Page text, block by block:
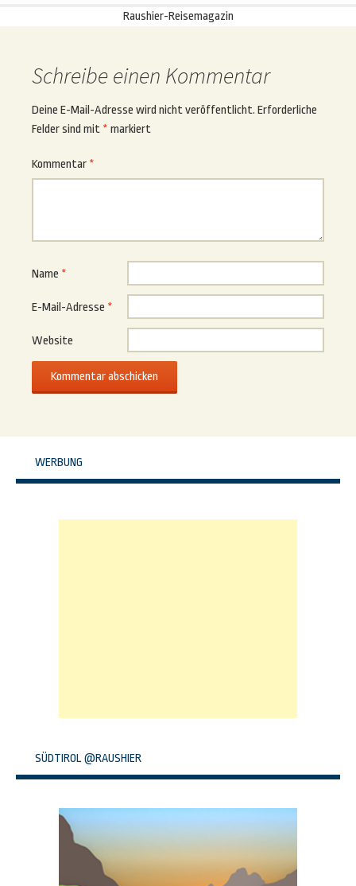
Raushier-Reisemagazin
Schreibe einen Kommentar
Deine E-Mail-Adresse wird nicht veröffentlicht. Erforderliche
Felder sind mit * markiert
Kommentar *
Name *
E-Mail-Adresse *
Website
WERBUNG
SÜDTIROL @RAUSHIER